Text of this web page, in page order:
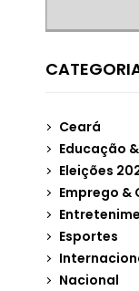
Ceará
Educação
Eleições
Emprego &
Esportes
Nacional